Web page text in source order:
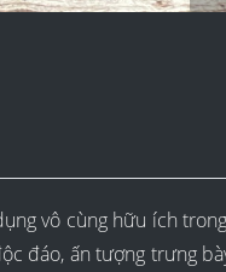
vô cùng hữu ích
đáo, ấn tượng trưng